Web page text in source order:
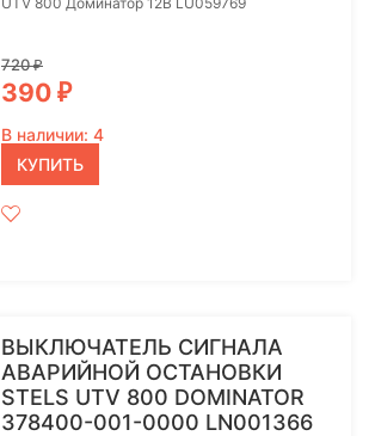
720₽
390 ₽
В наличии: 4
КУПИТЬ
ВЫКЛЮЧАТЕЛЬ СИГНАЛА
АВАРИЙНОЙ ОСТАНОВКИ
STELS UTV 800 DOMINATOR
378400-001-0000 LN001366